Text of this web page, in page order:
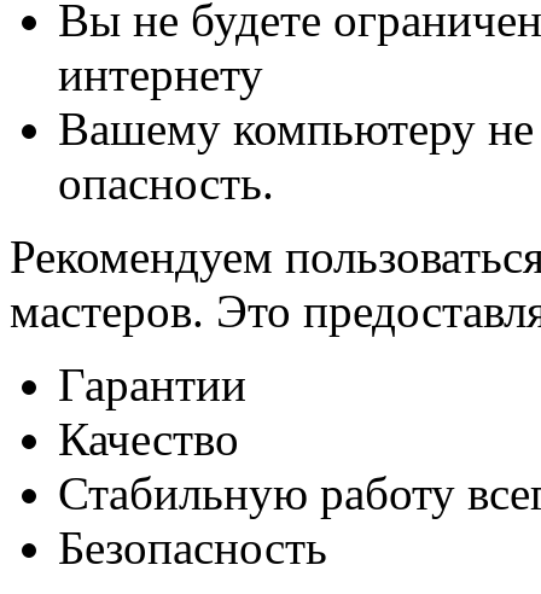
Вы не будете
интернету
Вашему компьютеру не
опасность.
Рекомендуем
мастеров. Это
Гарантии
Качество
Стабильную работу
Безопасность